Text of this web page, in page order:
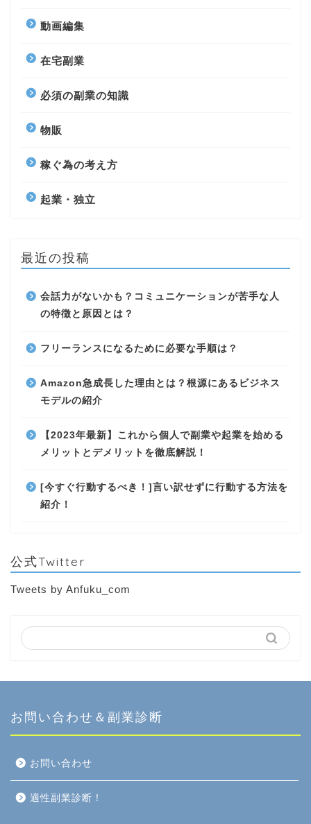
動画編集
在宅副業
必須の副業の知識
物販
稼ぐ為の考え方
起業・独立
最近の投稿
会話力がないかも？コミュニケーションが苦手な人
の特徴と原因とは？
フリーランスになるために必要な手順は？
Amazon急成長した理由とは？根源にあるビジネス
モデルの紹介
【2023年最新】これから個人で副業や起業を始める
メリットとデメリットを徹底解説！
[今すぐ行動するべき！]言い訳せずに行動する方法を
紹介！
公式Twitter
Tweets by Anfuku_com
お問い合わせ＆副業診断
お問い合わせ
適性副業診断！